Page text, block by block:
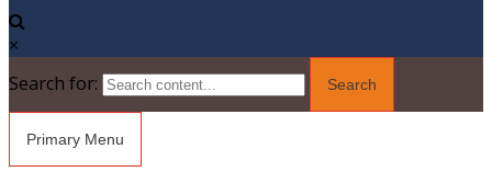
×
Search for:
Primary Menu